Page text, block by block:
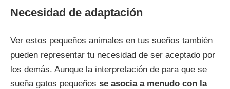
Necesidad de adaptación
Ver estos pequeños animales en tus sueños también
pueden representar tu necesidad de ser aceptado por
los demás. Aunque la interpretación de para que se
sueña gatos pequeños se asocia a menudo con la